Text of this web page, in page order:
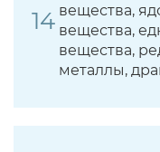
вещества,
вещества,
вещества,
металлы,